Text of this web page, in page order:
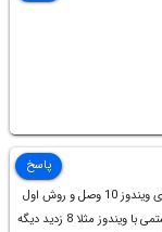
نکته: هارد تون رو به یک سیستم دارای ویندوز 10 وصل و روش اول
را انجام بدید. بعد اگر هارد رو به سیستمی با ویندوز مثلا 8 زدید دیگه
پاسخ